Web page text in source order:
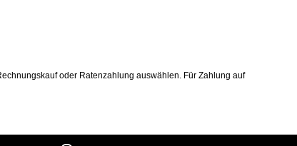
oder Ratenzahlung auswählen. Für Zahlung auf